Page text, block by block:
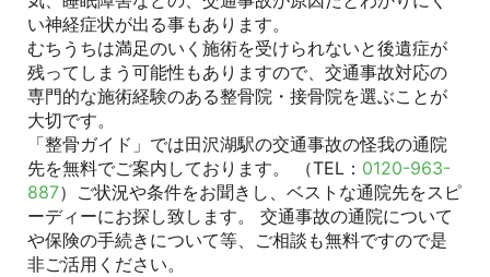
い神経症状が出る事もあります。
むちうちは満足のいく施術を受けられないと後遺症が
残ってしまう可能性もありますので、交通事故対応の
専門的な施術経験のある整骨院・接骨院を選ぶことが
大切です。
「整骨ガイド」では田沢湖駅の交通事故の怪我の通院
先を無料でご案内しております。 （TEL： 0120-963-
887）ご状況や条件をお聞きし、ベストな通院先をスピ
ーディーにお探し致します。 交通事故の通院について
や保険の手続きについて等、ご相談も無料ですので是
非ご活用ください。